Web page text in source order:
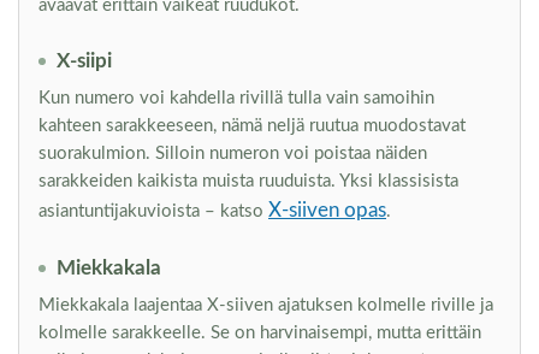
avaavat erittäin vaikeat ruudukot.
X-siipi
Kun numero voi kahdella rivillä tulla vain samoihin
kahteen sarakkeeseen, nämä neljä ruutua muodostavat
suorakulmion. Silloin numeron voi poistaa näiden
sarakkeiden kaikista muista ruuduista. Yksi klassisista
asiantuntijakuvioista – katso X-siiven opas.
Miekkakala
Miekkakala laajentaa X-siiven ajatuksen kolmelle riville ja
kolmelle sarakkeelle. Se on harvinaisempi, mutta erittäin